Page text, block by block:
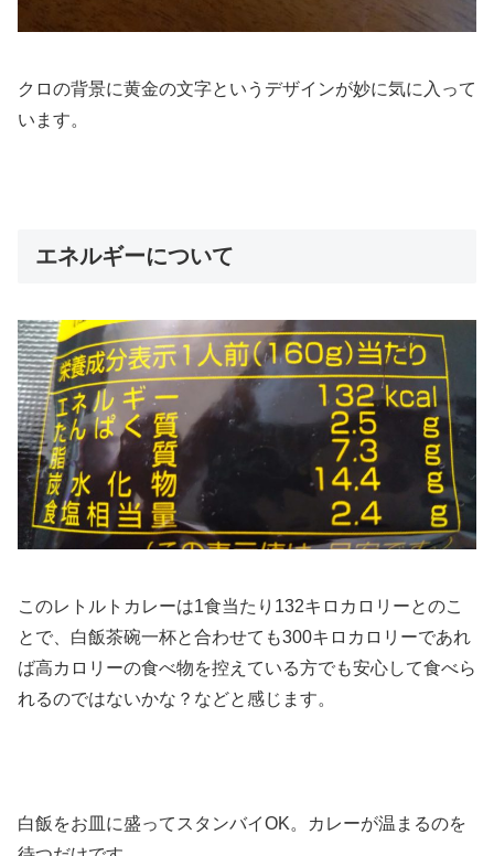
クロの背景に黄金の文字というデザインが妙に気に入って
います。
エネルギーについて
このレトルトカレーは1食当たり132キロカロリーとのこ
とで、白飯茶碗一杯と合わせても300キロカロリーであれ
ば高カロリーの食べ物を控えている方でも安心して食べら
れるのではないかな？などと感じます。
白飯をお皿に盛ってスタンバイOK。カレーが温まるのを